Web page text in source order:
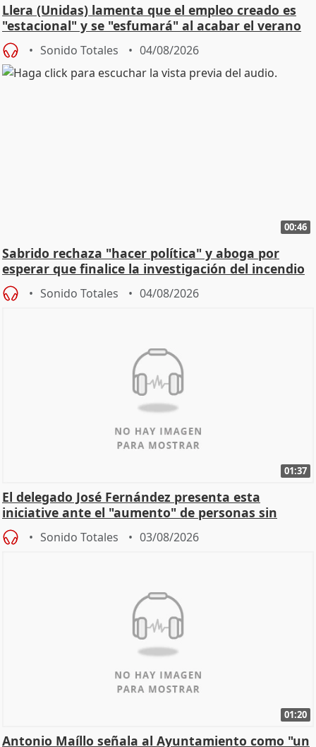
Llera (Unidas) lamenta que el empleo creado es
"estacional" y se "esfumará" al acabar el verano
Sonido Totales 04/08/2026
00:46
Sabrido rechaza "hacer política" y aboga por
esperar que finalice la investigación del incendio
Sonido Totales 04/08/2026
01:37
El delegado José Fernández presenta esta
iniciative ante el "aumento" de personas sin
hogar en Madri
Sonido Totales 03/08/2026
01:20
Antonio Maíllo señala al Ayuntamiento como "un